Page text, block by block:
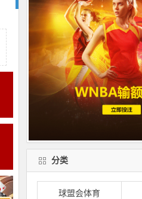
分类
球盟会体育